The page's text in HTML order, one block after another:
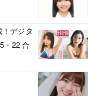
デジタ
・22 合